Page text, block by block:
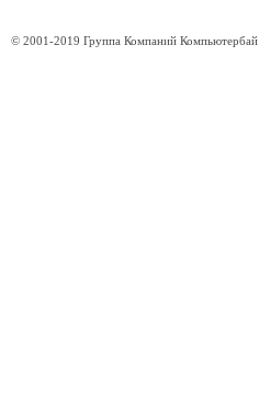
© 2001-2019 Группа Компаний Компьютербай